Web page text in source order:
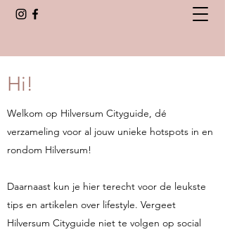
Hi!
Welkom op Hilversum Cityguide, dé
verzameling voor al jouw unieke hotspots in en
rondom Hilversum!
Daarnaast kun je hier terecht voor de leukste
tips en artikelen over lifestyle. Vergeet
Hilversum Cityguide niet te volgen op social